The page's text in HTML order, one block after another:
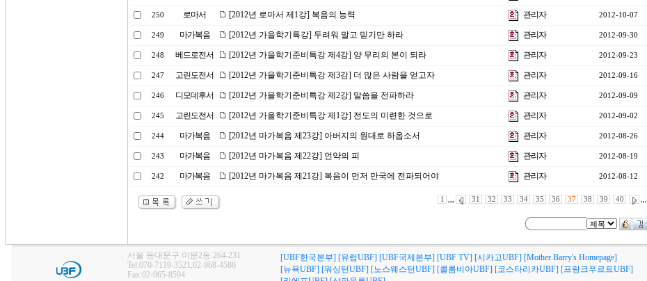
250 로마서 [2012년 로마서 제1강] 복음의 능력 관리자 2012-10-07
249 마가복음 [2012년 가을학기특강] 두려워 말고 믿기만 하라 관리자 2012-09-30
248 베드로전서 [2012년 가을학기준비특강 제4강] 양 무리의 본이 되라 관리자 2012-09-23
247 고린도전서 [2012년 가을학기준비특강 제3강] 더 많은 사람을 얻고자 관리자 2012-09-16
246 디모데후서 [2012년 가을학기준비특강 제2강] 말씀을 전파하라 관리자 2012-09-09
245 고린도전서 [2012년 가을학기준비특강 제1강] 전도의 미련한 것으로 관리자 2012-09-02
244 마가복음 [2012년 마가복음 제23강] 아버지의 원대로 하옵소서 관리자 2012-08-26
243 마가복음 [2012년 마가복음 제22강] 언약의 피 관리자 2012-08-19
242 마가복음 [2012년 마가복음 제21강] 복음이 먼저 만국에 전파되어야 관리자 2012-08-12
1 ,,, 31 32 33 34 35 36 37 38 39 40 ,,,
서울 동대문구 이문2동 264-231
Tel:070-7119-3521,02-968-4586
Fax:02-965-8594
[UBF한국본부] [유럽UBF] [UBF국제본부] [UBF TV] [시카고UBF] [Mother Barry's Homepage]
[뉴욕UBF] [워싱턴UBF] [노스웨스턴UBF] [콜롬비아UBF] [코스타리카UBF] [프랑크푸르트UBF]